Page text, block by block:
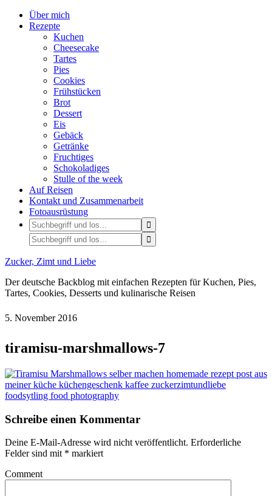
Über mich
Rezepte
Kuchen
Cheesecake
Tartes
Pies
Cookies
Frühstücken
Brot
Dessert
Eis
Gebäck
Getränke
Fruchtiges
Schokoladiges
Stulle of the week
Auf Reisen
Kontakt und Zusammenarbeit
Fotoausrüstung
Zucker, Zimt und Liebe
Der deutsche Backblog mit einfachen Rezepten für Kuchen, Pies,
Tartes, Cookies, Desserts und kulinarische Reisen
5. November 2016
tiramisu-marshmallows-7
Schreibe einen Kommentar
Deine E-Mail-Adresse wird nicht veröffentlicht. Erforderliche
Felder sind mit * markiert
Comment